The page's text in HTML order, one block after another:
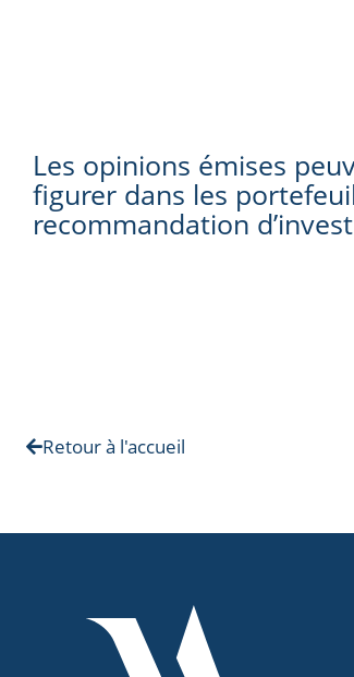
Les opinions émises
figurer dans les
recommandation
Retour à l'accueil